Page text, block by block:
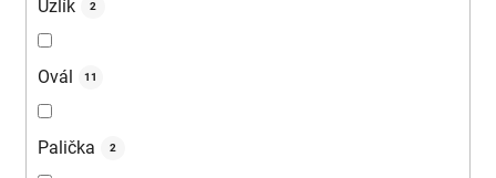
Uzlík 2
Ovál 11
Palička 2